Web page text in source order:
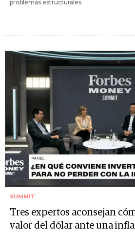
problemas estructurales.
SUMMIT
Tres expertos aconsejan
valor del dólar ante una